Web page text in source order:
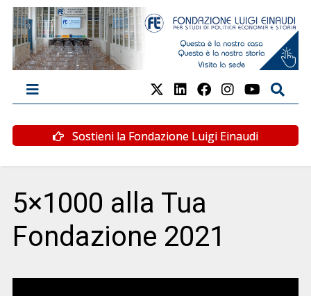
Sostieni la Fondazione Luigi Einaudi
5×1000 alla Tua
Fondazione 2021